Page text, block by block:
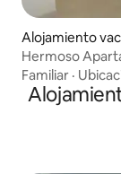
Alojamiento
e
Hermoso
Familiar ·